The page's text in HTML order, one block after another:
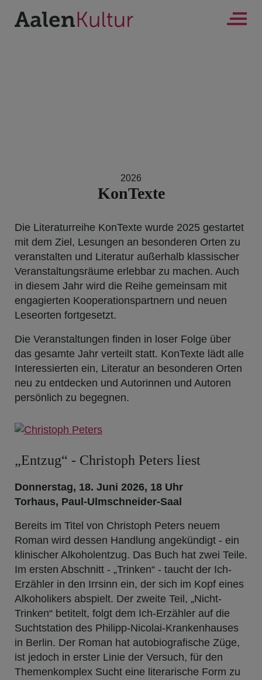
Logo Aalen Kultur
2026
KonTexte
Die Literaturreihe KonTexte wurde 2025 gestartet
mit dem Ziel, Lesungen an besonderen Orten zu
veranstalten und Literatur außerhalb klassischer
Veranstaltungsräume erlebbar zu machen. Auch
in diesem Jahr wird die Reihe gemeinsam mit
engagierten Kooperationspartnern und neuen
Leseorten fortgesetzt.
Die Veranstaltungen finden in loser Folge über
das gesamte Jahr verteilt statt. KonTexte lädt alle
Interessierten ein, Literatur an besonderen Orten
neu zu entdecken und Autorinnen und Autoren
persönlich zu begegnen.
„Entzug“ - Christoph Peters liest
Donnerstag, 18. Juni 2026, 18 Uhr
Torhaus, Paul-Ulmschneider-Saal
Bereits im Titel von Christoph Peters neuem
Roman wird dessen Handlung angekündigt - ein
klinischer Alkoholentzug. Das Buch hat zwei Teile.
Im ersten Abschnitt - „Trinken“ - taucht der Ich-
Erzähler in den Irrsinn ein, der sich im Kopf eines
Alkoholikers abspielt. Der zweite Teil, „Nicht-
Trinken“ betitelt, folgt dem Ich-Erzähler auf die
Suchtstation des Philipp-Nicolai-Krankenhauses
in Berlin. Der Roman hat autobiografische Züge,
ist jedoch in erster Linie der Versuch, für den
Themenkomplex Sucht eine literarische Form zu